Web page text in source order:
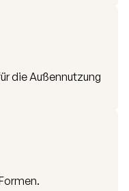
die Außennutzung